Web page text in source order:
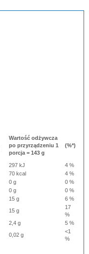
Wartość odżywcza
po przyrządzeniu 1
porcja = 143 g
(%*)
297 kJ
4 %
70 kcal
4 %
0 g
0 %
0 g
0 %
15 g
6 %
15 g
17
%
2,4 g
5 %
0,02 g
<1
%